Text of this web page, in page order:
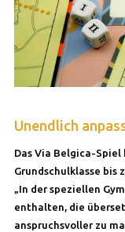
Unendlich
Das Via Belgica-Spiel
Grundschulklasse bis
„In der speziellen
enthalten, die
anspruchsvoller zu